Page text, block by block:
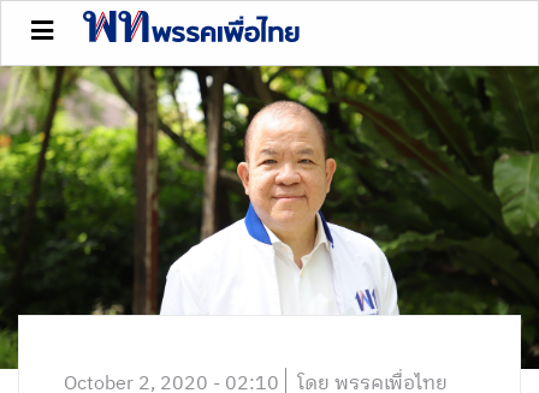
October 2, 2020 - 02:10 โดย พรรคเพื่อไทย